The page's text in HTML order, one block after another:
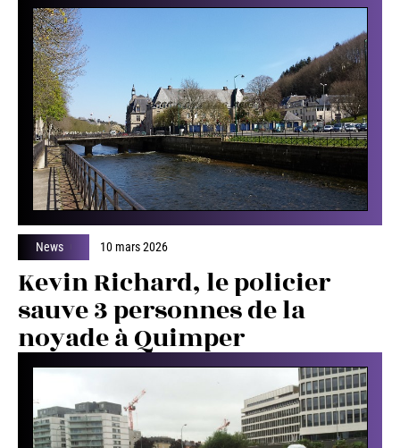
News 10 mars 2026
Kevin Richard, le policier
sauve 3 personnes de la
noyade à Quimper